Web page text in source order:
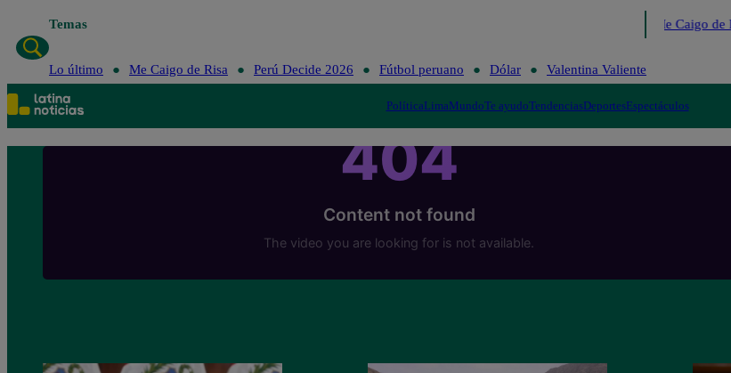
Temas Me Caigo de
Lo último Me Caigo de Risa Perú Decide 2026 Fútbol peruano Dólar Valentina Valiente
PolíticaLimaMundoTe ayudoTendenciasDeportesEspectáculos